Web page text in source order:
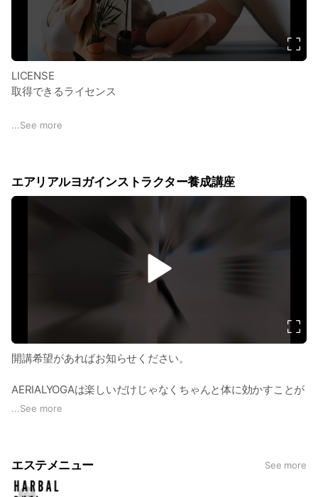
d
e
o
LICENSE
取得できるライセンス
RYT（Registerd Yoga Teacher：登録ヨガティーチャー）200
ただき、
ヨガに対する知識と理解を学んでいただきたいです。
※マタニティヨガやキッズヨガは含まれていません。
ー 少人数制だから確実に身につく
少人数で学ぶからこそ、分からないところ分かるまで学べる
時間割もフレキシブルに！
皆さんの予定に合わせて時間割を組み立てたり、土曜日を中心
意義に学べます。
社会人の方や主婦の方など受講生の方は様々ですが、共に
...See more
エアリアルヨガインストラクター養成講座
開講希望があればお知らせください。
AERIALYOGAは楽しいだけじゃなくちゃんと体に効かすことが
できるYOGA
しないよう生徒さん自身が気をつけてくれる分、床YOGAより
も知らず知らず筋力を使っていくことができます。
...See more
エステメニュー See more